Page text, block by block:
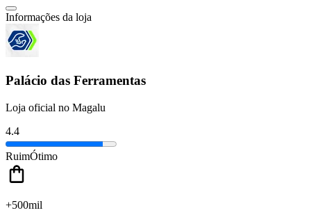
Informações da loja
Palácio das Ferramentas
Loja oficial no Magalu
4.4
RuimÓtimo
+500mil